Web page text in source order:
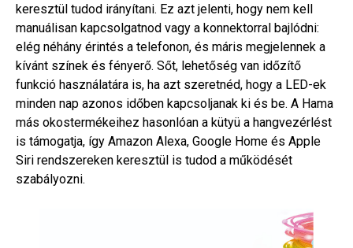
keresztül tudod irányítani. Ez azt jelenti, hogy nem kell
manuálisan kapcsolgatnod vagy a konnektorral bajlódni:
elég néhány érintés a telefonon, és máris megjelennek a
kívánt színek és fényerő. Sőt, lehetőség van időzítő
funkció használatára is, ha azt szeretnéd, hogy a LED-ek
minden nap azonos időben kapcsoljanak ki és be. A Hama
más okostermékeihez hasonlóan a kütyü a hangvezérlést
is támogatja, így Amazon Alexa, Google Home és Apple
Siri rendszereken keresztül is tudod a működését
szabályozni.